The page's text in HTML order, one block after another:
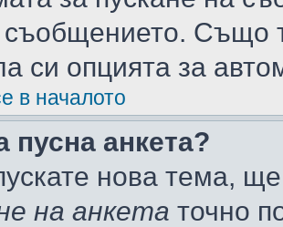
съобщението. Също
си опцията за
в началото
пусна анкета?
нова тема,
на анкета точно